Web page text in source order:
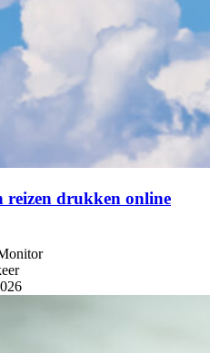
reizen drukken online